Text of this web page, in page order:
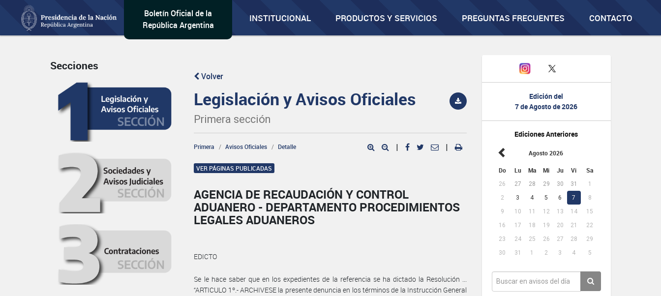
Boletín Oficial de la
República Argentina
INSTITUCIONAL PRODUCTOS Y SERVICIOS PREGUNTAS FRECUENTES CONTACTO
Edición del
7 de Agosto de 2026
Ediciones Anteriores
Agosto 2026
Do Lu Ma Mi Ju Vi Sa
26 27 28 29 30 31
1
2
3 4 5 6 7
8
9
10 11 12 13 14
15
16
17 18 19 20 21
22
23
24 25 26 27 28
29
30
31 1 2 3 4 5
Secciones
Volver
Legislación y Avisos Oficiales
Primera sección
Primera Avisos Oficiales Detalle | |
VER PÁGINAS PUBLICADAS
AGENCIA DE RECAUDACIÓN Y CONTROL
ADUANERO - DEPARTAMENTO PROCEDIMIENTOS
LEGALES ADUANEROS
EDICTO
Se le hace saber que en los expedientes de la referencia se ha dictado la Resolución ...
“ARTICULO 1º.- ARCHIVESE la presente denuncia en los términos de la Instrucción General